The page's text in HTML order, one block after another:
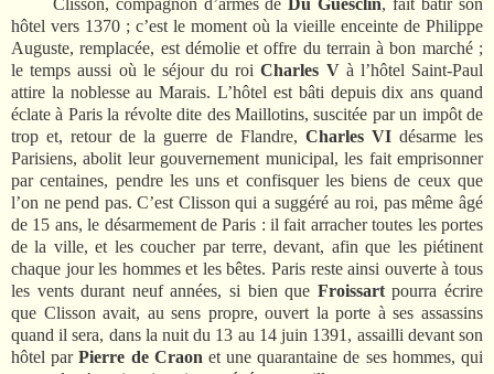
hôtel vers 1370 ; c’est le moment où la vieille enceinte de Philippe
Auguste, remplacée, est démolie et offre du terrain à bon marché ;
le temps aussi où le séjour du roiCharles Và l’hôtel Saint-Paul
attire la noblesse au Marais. L’hôtel est bâti depuis dix ans quand
éclate à Paris la révolte dite des Maillotins, suscitée par un impôt de
trop et, retour de la guerre de Flandre, Charles VIdésarme les
Parisiens, abolit leur gouvernement municipal, les fait emprisonner
par centaines, pendre les uns et confisquer les biens de ceux que
l’on ne pend pas. C’est Clisson qui a suggéré au roi, pas même âgé
de 15 ans, le désarmement de Paris : il fait arracher toutes les portes
de la ville, et les coucher par terre, devant, afin que les piétinent
chaque jour les hommes et les bêtes. Paris reste ainsi ouverte à tous
les vents durant neuf années, si bien que Froissartpourra écrire
que Clisson avait, au sens propre, ouvert la porte à ses assassins
quand il sera, dans la nuit du 13 au 14 juin 1391, assailli devant son
hôtel parPierre de Craon et une quarantaine de ses hommes, qui